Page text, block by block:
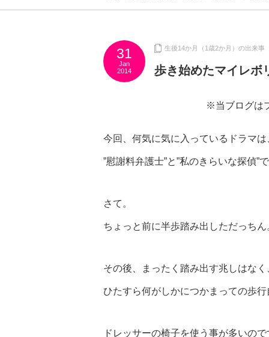
31
Jan
2014
生後14か月（1歳2か月）の出来事
歩き始めたマイレボ
※当ブログは
今回、何気に気に入っているドラマは
”慰謝料弁護士”と”私のきらいな探偵”
さて。
ちょっと前に半歩踏み出しただっちん
その後、まったく踏み出す兆しはなく
ひたすら何がしかにつかまっての歩
ドレッサーの椅子を使う事が多いの